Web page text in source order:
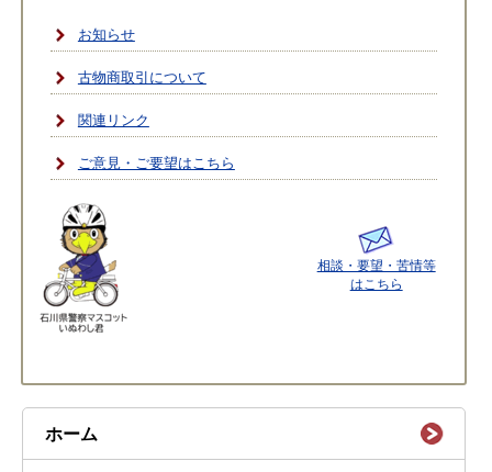
お知らせ
古物商取引について
関連リンク
ご意見・ご要望はこちら
相談・要望・苦情等
はこちら
ホーム